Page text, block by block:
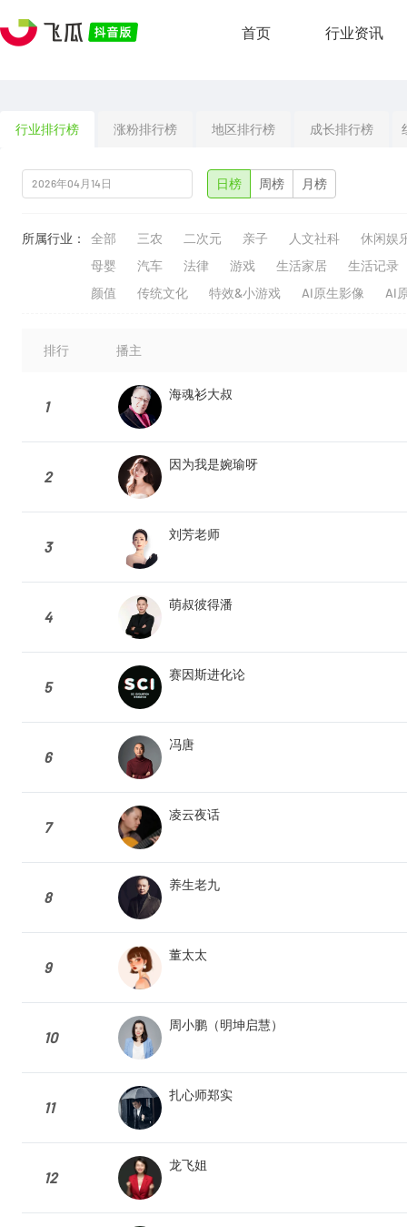
首页 行业资讯
行业排行榜 涨粉排行榜 地区排行榜 成长排行榜
日榜 周榜 月榜
所属行业： 全部 三农 二次元 亲子 人文社科
休闲娱
母婴
汽车 法律 游戏 生活家居
生活记录
颜值
传统文化 特效&小游戏 AI原生影像 AI
排行 播主
1
海魂衫大叔
2
因为我是婉瑜呀
3
刘芳老师
4
萌叔彼得潘
5
赛因斯进化论
6
冯唐
7
凌云夜话
8
养生老九
9
董太太
10
周小鹏（明坤启慧）
11
扎心师郑实
12
龙飞姐